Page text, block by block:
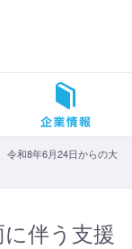
法人のお客さま
令和8年6月24日からの大
伴う支援